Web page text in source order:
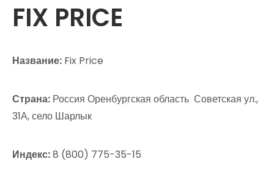
FIX PRICE
Название: Fix Price
Страна: Россия Оренбургская область Советская ул.,
31А, село Шарлык
Индекс:8 (800) 775-35-15